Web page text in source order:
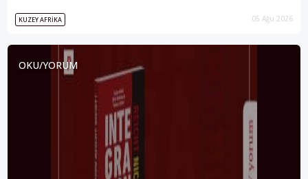
KUZEY AFRIKA 05 Ağu 2026
OKU/YORUM